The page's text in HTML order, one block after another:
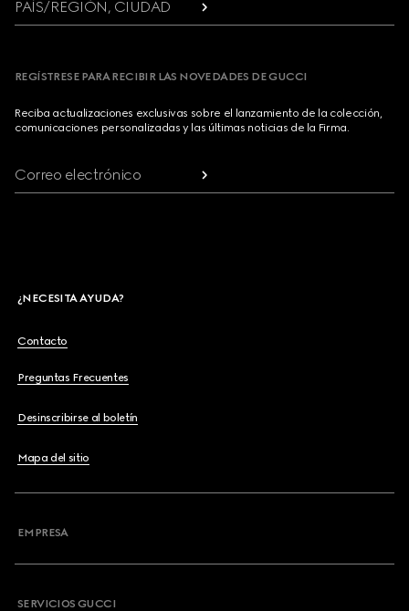
PAÍS/REGIÓN, CIUDAD
REGÍSTRESE PARA RECIBIR LAS NOVEDADES DE GUCCI
Reciba actualizaciones exclusivas sobre el lanzamiento de la colección,
comunicaciones personalizadas y las últimas noticias de la Firma.
Correo electrónico
¿NECESITA AYUDA?
Contacto
Preguntas Frecuentes
Desinscribirse al boletín
Mapa del sitio
EMPRESA
SERVICIOS GUCCI